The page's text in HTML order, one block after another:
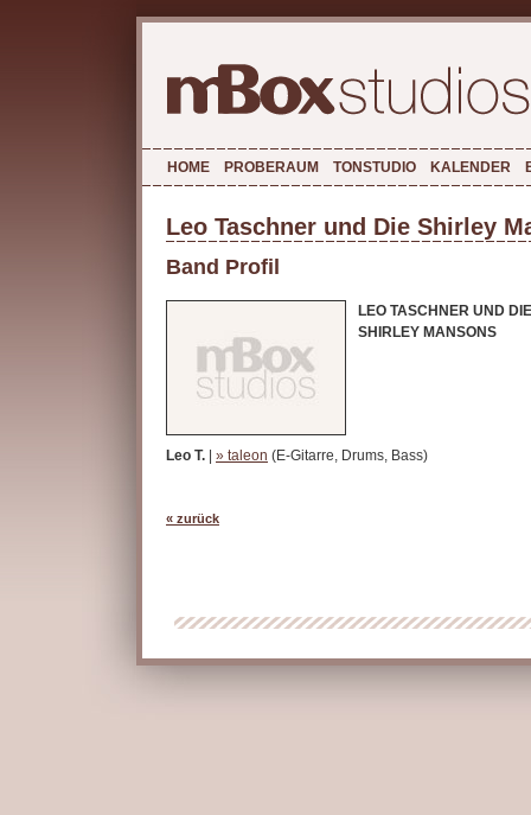
HOME PROBERAUM TONSTUDIO KALENDER
Leo Taschner und Die Shirley
Band Profil
LEO TASCHNER UND DIE
SHIRLEY MANSONS
Leo T. » taleon (E-Gitarre, Drums, Bass)
« zurück